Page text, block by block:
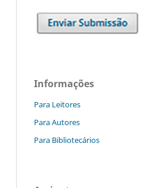
Informações
Para Leitores
Para Autores
Para Bibliotecários